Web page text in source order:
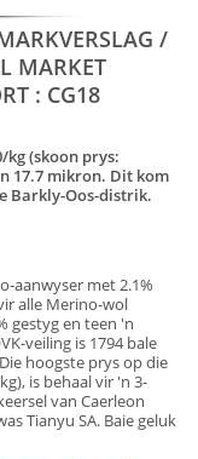
/
MARKET
: CG18
kg (skoon prys:
17.7 mikron. Dit kom
Barkly-Oos-distrik.
aanwyser met 2.1%
alle Merino-wol
gestyg en teen 'n
veiling is 1794 bale
hoogste prys op die
is behaal vir 'n 3-
van Caerleon
Tianyu SA. Baie geluk